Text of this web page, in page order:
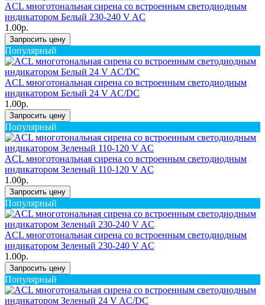
ACL многотональная сирена со встроенным светодиодным
индикатором Белый 230-240 V AC
1.00р.
Запросить цену
Популярный
ACL многотональная сирена со встроенным светодиодным
индикатором Белый 24 V AC/DC
1.00р.
Запросить цену
Популярный
ACL многотональная сирена со встроенным светодиодным
индикатором Зеленый 110-120 V AC
1.00р.
Запросить цену
Популярный
ACL многотональная сирена со встроенным светодиодным
индикатором Зеленый 230-240 V AC
1.00р.
Запросить цену
Популярный